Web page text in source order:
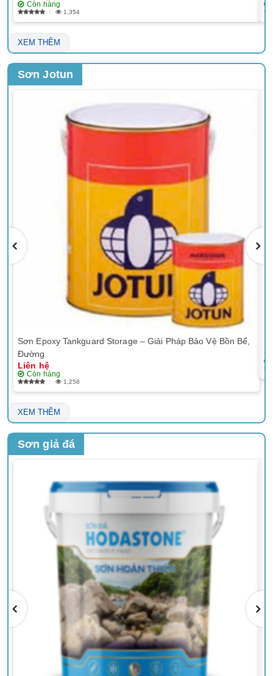
Còn hàng
1,354
XEM THÊM
Sơn Jotun
Sơn Epoxy Tankguard Storage – Giải Pháp Bảo Vệ Bồn Bể,
Đường
Liên hệ
Còn hàng
1,258
XEM THÊM
Sơn giả đá